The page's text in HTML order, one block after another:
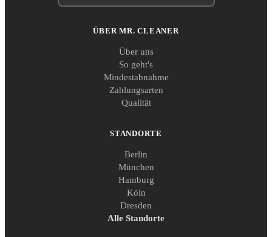
ÜBER MR. CLEANER
Über uns
So geht's
Mindestabnahme
Zahlungsarten
Qualität
STANDORTE
Berlin
München
Hamburg
Köln
Dresden
Alle Standorte